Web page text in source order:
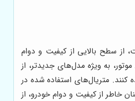
از سطح بالایی از کیفیت و دوام
به ویژه مدل‌های جدیدتر، از
کنند. متریال‌های استفاده شده در
خاطر از کیفیت و دوام خودرو، از